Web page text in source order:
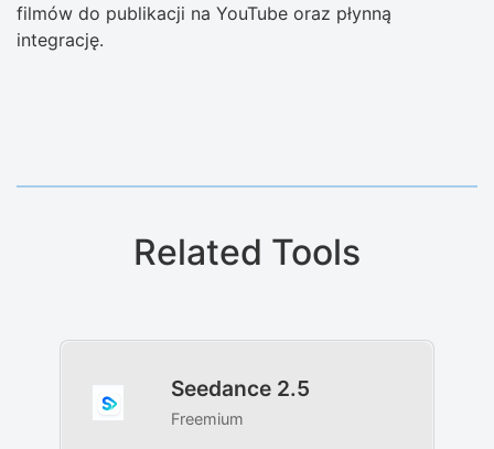
filmów do publikacji na YouTube oraz płynną
integrację.
Related Tools
Seedance 2.5
Freemium